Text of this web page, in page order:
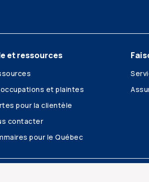
et ressources
et plaintes
pour la clientèle
contacter
pour le Québec